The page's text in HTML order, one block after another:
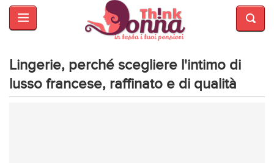
HOME
E
BELLEZZA
MODA
Lingerie, perché scegliere l'intimo di
lusso francese, raffinato e di qualità